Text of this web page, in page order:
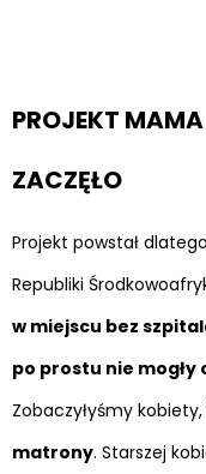
PROJEKT
ZACZĘŁO
Projekt powstał
Republiki
w miejscu bez
po prostu nie mogły
Zobaczyłyśmy
matrony. Starszej